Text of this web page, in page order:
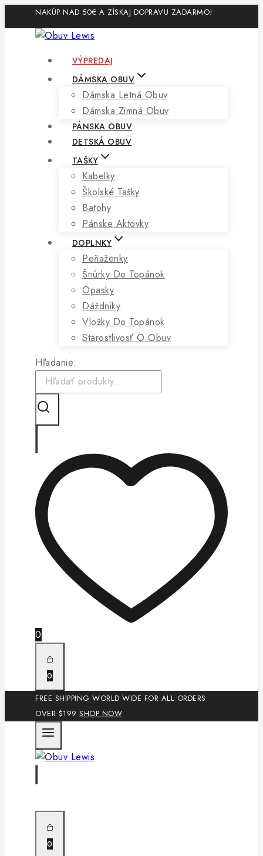
to
content
NAKÚP NAD 50€ A ZÍSKAJ DOPRAVU ZADARMO!
VÝPREDAJ
DÁMSKA OBUV
Dámska Letná Obuv
Dámska Zimná Obuv
PÁNSKA OBUV
DETSKÁ OBUV
TAŠKY
Kabelky
Školské Tašky
Batohy
Pánske Aktovky
DOPLNKY
Peňaženky
Šnúrky Do Topánok
Opasky
Dáždniky
Vložky Do Topánok
Starostlivosť O Obuv
Hľadanie:
0
0
FREE SHIPPING WORLD WIDE FOR ALL ORDERS
OVER $199 SHOP NOW
0